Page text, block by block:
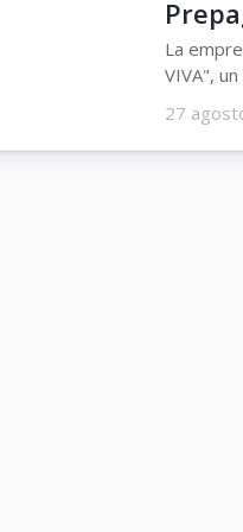
La
VIVA",
27